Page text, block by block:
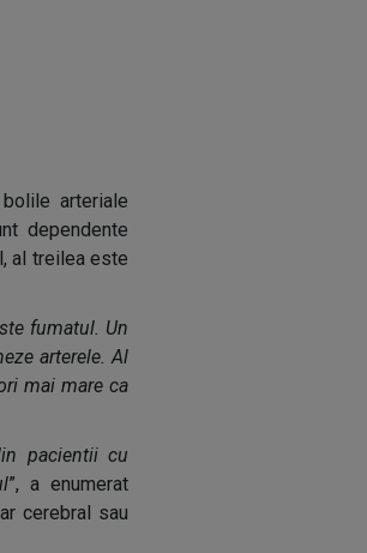
arteriale
dependente
al treilea este
fumatul. Un
arterele. Al
mai mare ca
pacientii cu
”, a enumerat
cerebral sau